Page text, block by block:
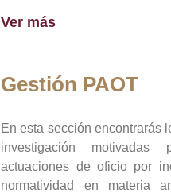
Ver más
Gestión PAOT
En esta sección encontrarás
investigación
actuaciones de oficio por
normatividad en materia